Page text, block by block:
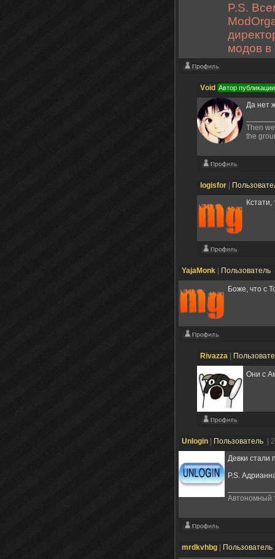
P.S.
модов в
Vоid Автор публикации
Да нет
Then
the
logisfor
YajaMonk Пользователь
Боже, что с
Rivazza
Они с
Unlogin Пользователь
|
Девки стали
P.S.
Автономный
mrdkvhbg Пользователь